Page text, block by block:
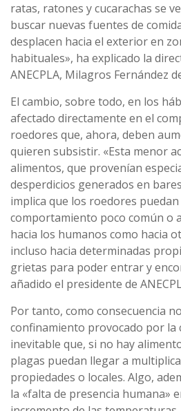
ratas, ratones y cucarachas se
buscar nuevas fuentes de
desplacen hacia el exterior en
habituales», ha explicado la
ANECPLA, Milagros Fernández
El cambio, sobre todo, en los
afectado directamente en el
roedores que, ahora, deben
quieren subsistir. «Esta menor
alimentos, que provenían
desperdicios generados en
implica que los roedores
comportamiento poco común o
hacia los humanos como hacia
incluso hacia determinadas
grietas para poder entrar y
añadido el presidente de
Por tanto, como consecuencia
confinamiento provocado por la
inevitable que, si no hay
plagas puedan llegar a
propiedades o locales. Algo,
la «falta de presencia humana»